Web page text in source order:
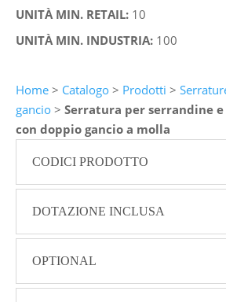
UNITÀ MIN. RETAIL: 10
UNITÀ MIN. INDUSTRIA: 100
Home> Catalogo> Prodotti >
gancio> Serratura per serrandine
con doppio gancio a molla
CODICI PRODOTTO
DOTAZIONE INCLUSA
OPTIONAL